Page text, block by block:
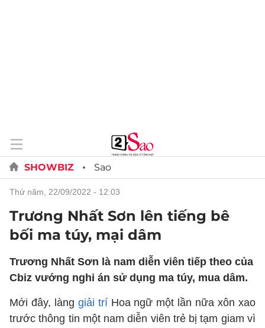
SHOWBIZ Sao
thứ năm, 22/09/2022 - 12:03
Trương Nhất Sơn lên tiếng bê
bối ma túy, mại dâm
Trương Nhất Sơn là nam diễn viên tiếp theo của
Cbiz vướng nghi án sử dụng ma túy, mua dâm.
Mới đây, làng giải trí Hoa ngữ một lần nữa xôn xao
trước thông tin một nam diễn viên trẻ bị tạm giam vì